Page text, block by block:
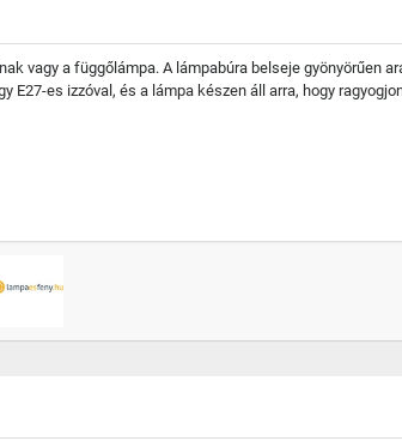
vagy a függőlámpa. A lámpabúra belseje gyönyörűen
es izzóval, és a lámpa készen áll arra, hogy